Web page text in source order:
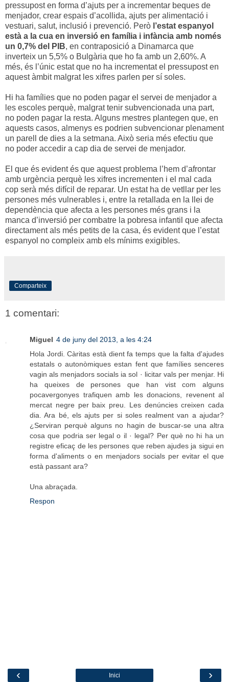
pressupost en forma d’ajuts per a incrementar beques de
menjador, crear espais d’acollida, ajuts per alimentació i
vestuari, salut, inclusió i prevenció. Però l’estat espanyol
està a la cua en inversió en família i infància amb només
un 0,7% del PIB, en contraposició a Dinamarca que
inverteix un 5,5% o Bulgària que ho fa amb un 2,60%. A
més, és l’únic estat que no ha incrementat el pressupost en
aquest àmbit malgrat les xifres parlen per sí soles.
Hi ha famílies que no poden pagar el servei de menjador a
les escoles perquè, malgrat tenir subvencionada una part,
no poden pagar la resta. Alguns mestres plantegen que, en
aquests casos, almenys es podrien subvencionar plenament
un parell de dies a la setmana. Això seria més efectiu que
no poder accedir a cap dia de servei de menjador.
El que és evident és que aquest problema l’hem d’afrontar
amb urgència perquè les xifres incrementen i el mal cada
cop serà més difícil de reparar. Un estat ha de vetllar per les
persones més vulnerables i, entre la retallada en la llei de
dependència que afecta a les persones més grans i la
manca d’inversió per combatre la pobresa infantil que afecta
directament als més petits de la casa, és evident que l’estat
espanyol no compleix amb els mínims exigibles.
Comparteix
1 comentari:
Miguel 4 de juny del 2013, a les 4:24
Hola Jordi. Càritas està dient fa temps que la falta d'ajudes
estatals o autonòmiques estan fent que famílies senceres
vagin als menjadors socials ia sol · licitar vals per menjar. Hi
ha queixes de persones que han vist com alguns
pocavergonyes trafiquen amb les donacions, revenent al
mercat negre per baix preu. Les denúncies creixen cada
dia. Ara bé, els ajuts per si soles realment van a ajudar?
¿Serviran perquè alguns no hagin de buscar-se una altra
cosa que podria ser legal o il · legal? Per què no hi ha un
registre eficaç de les persones que reben ajudes ja sigui en
forma d'aliments o en menjadors socials per evitar el que
està passant ara?
Una abraçada.
Respon
‹ ›
Inici